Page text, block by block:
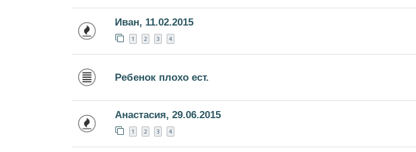
Иван, 11.02.2015
1 2 3 4
Ребенок плохо ест.
Анастасия, 29.06.2015
1 2 3 4